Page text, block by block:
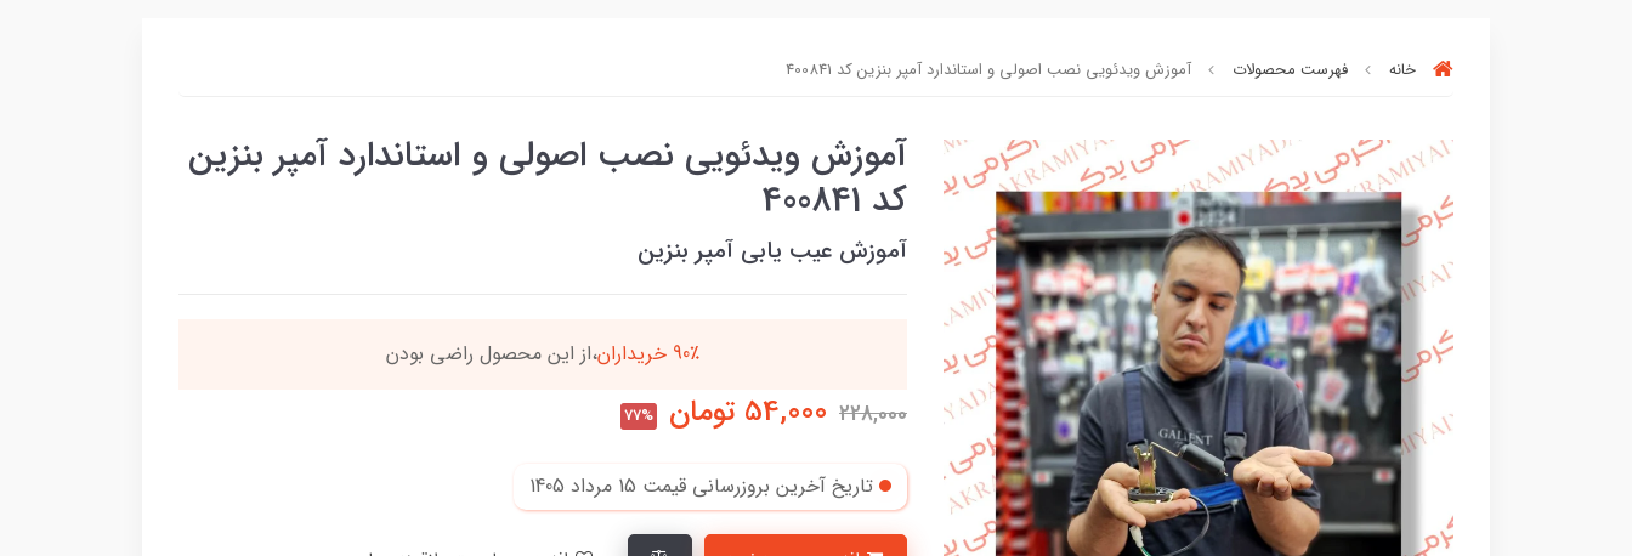
خانه فهرست محصولات آموزش ویدئویی نصب اصولی و استاندارد آمپر بنزین کد 400841
آموزش ویدئویی نصب اصولی و استاندارد آمپر بنزین
کد 400841
آموزش عیب یابی آمپر بنزین
افراد‌ این کالا را برایبار چندم‌خریدن 90٪ خریداران ،از این محصول راضی بودن
228,000
54,000 تومان 77%
تاریخ آخرین بروزرسانی قیمت 15 مرداد 1405